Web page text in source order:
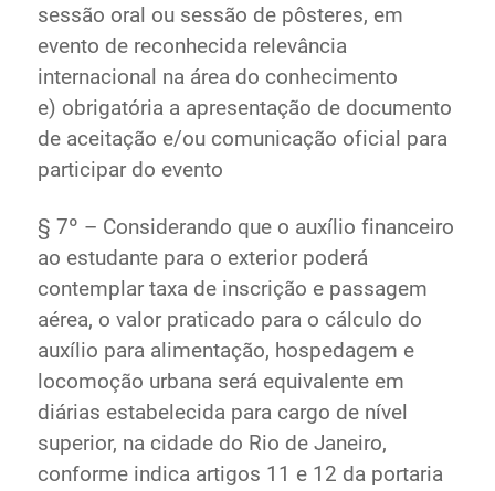
sessão oral ou sessão de pôsteres, em
evento de reconhecida relevância
internacional na área do conhecimento
e) obrigatória a apresentação de documento
de aceitação e/ou comunicação oficial para
participar do evento
§ 7º – Considerando que o auxílio financeiro
ao estudante para o exterior poderá
contemplar taxa de inscrição e passagem
aérea, o valor praticado para o cálculo do
auxílio para alimentação, hospedagem e
locomoção urbana será equivalente em
diárias estabelecida para cargo de nível
superior, na cidade do Rio de Janeiro,
conforme indica artigos 11 e 12 da portaria